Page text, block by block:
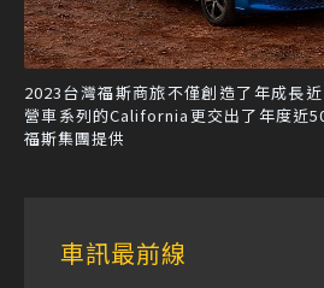
2023台灣福斯商旅不僅創造了年成長
營車系列的California更交出了年度近
福斯集團提供
車訊最前線